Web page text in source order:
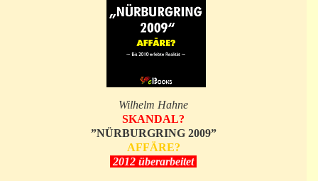
Wilhelm Hahne
SKANDAL?
”NÜRBURGRING 2009”
AFFÄRE?
2012 überarbeitet